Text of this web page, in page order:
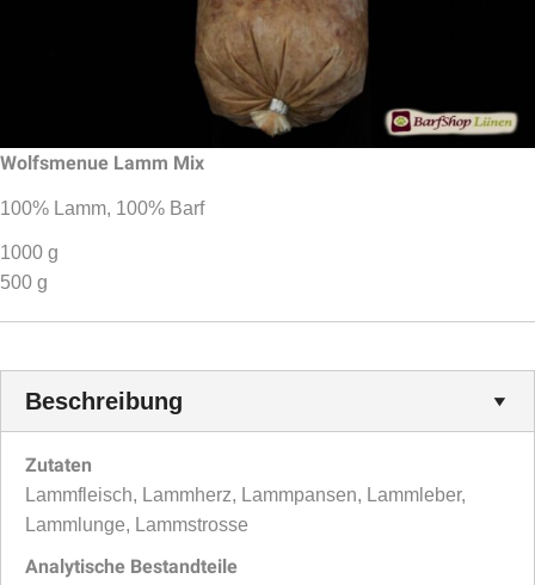
Wolfsmenue Lamm Mix
100% Lamm, 100% Barf
1000 g
500 g
Beschreibung
Zutaten
Lammfleisch, Lammherz, Lammpansen, Lammleber,
Lammlunge, Lammstrosse
Analytische Bestandteile